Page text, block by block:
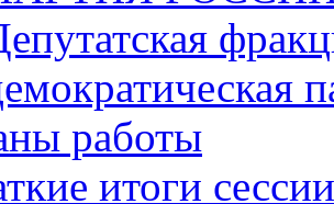
работы
итоги сессии